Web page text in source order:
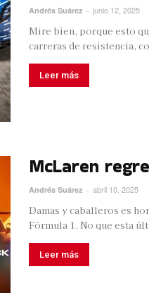
Andrés Suárez - junio 12, 2025
Mire bien, porque esto
carreras de resistencia,
Leer más
McLaren
Andrés Suárez - abril 10, 2025
Damas y caballeros es
Fórmula 1. No que esta
Leer más